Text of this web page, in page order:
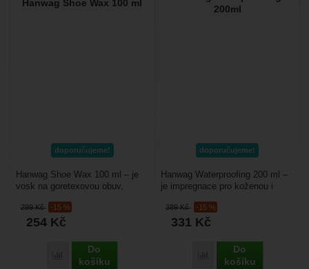
Hanwag Shoe Wax 100 ml
doporučujeme!
299Kč -15 %
254 Kč
Porovnat
Do
košíku
Hanwag Shoe Wax 100 ml – je
vosk na goretexovou obuv,
s míchaný s karnaubským...
200ml
doporučujeme!
389Kč -15 %
331 Kč
Porovnat
Do
košíku
Hanwag Waterproofing 200 ml –
je impregnace pro koženou i
Chrání obuv před...